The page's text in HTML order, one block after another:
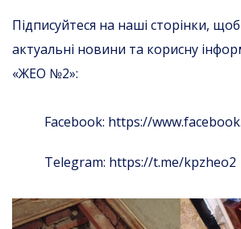
Підписуйтеся на наші сторінки,
актуальні новини та корисну
«ЖЕО №2»:
Facebook: https://
Telegram: https://t.me/kpzheo2